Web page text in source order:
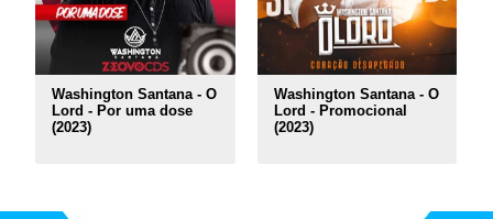
Washington Santana - O
Lord - Por uma dose
(2023)
Washington Santana - O
Lord - Promocional
(2023)